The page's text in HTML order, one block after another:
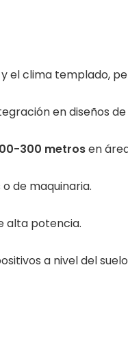
el clima templado,
en diseños de
300 metrosen
de maquinaria.
alta potencia.
a nivel del